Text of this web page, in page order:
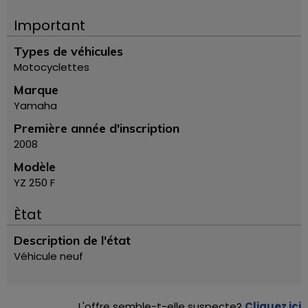
Important
Types de véhicules
Motocyclettes
Marque
Yamaha
Première année d'inscription
2008
Modèle
YZ 250 F
Ètat
Description de l'état
Véhicule neuf